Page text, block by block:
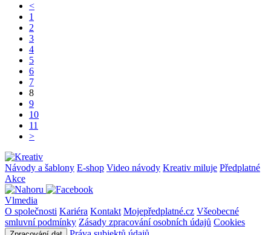
<
1
2
3
4
5
6
7
8
9
10
11
>
Návody a šablony E-shop Video návody Kreativ miluje Předplatné
Akce
Vlmedia
O společnosti Kariéra Kontakt Mojepředplatné.cz Všeobecné
smluvní podmínky Zásady zpracování osobních údajů Cookies